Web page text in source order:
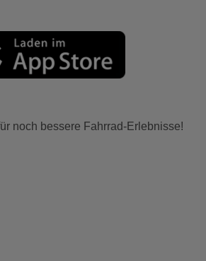
noch bessere Fahrrad-Erlebnisse!